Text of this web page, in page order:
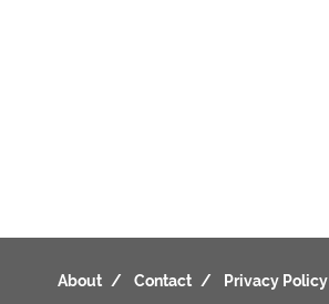
About Contact Privacy Policy